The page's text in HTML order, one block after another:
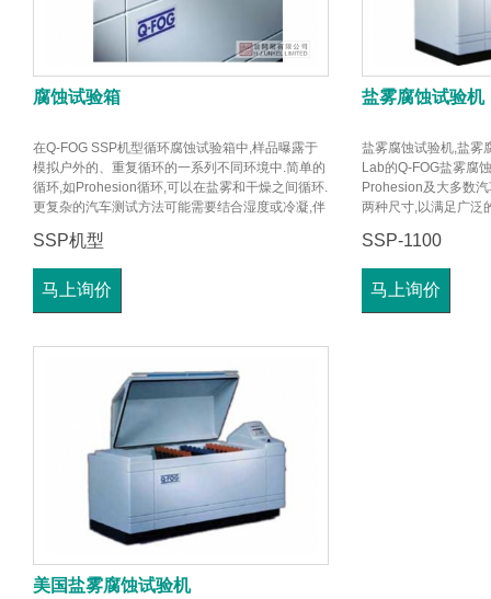
腐蚀试验箱
在Q-FOG SSP机型循环腐蚀试验箱中,样品曝露于
模拟户外的、重复循环的一系列不同环境中.简单的
循环,如Prohesion循环,可以在盐雾和干燥之间循环.
更复杂的汽车测试方法可能需要结合湿度或冷凝,伴
SSP机型
马上询价
盐雾腐蚀试验机
盐雾腐蚀试验机,盐雾
Lab的Q-FOG盐雾腐
Prohesion及大多数
两种尺寸,以满足广泛
SSP-1100
马上询价
美国盐雾腐蚀试验机